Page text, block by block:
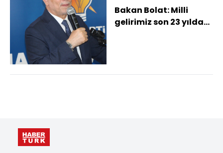
Bakan Bolat: Milli
gelirimiz son 23 yılda